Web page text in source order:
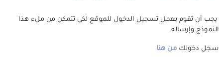
يجب أن تقوم بعمل تسجيل الدخول للموقع لكى تتمكن من ملء هذا
النموذج وإرساله.
سجل دخولك من هنا